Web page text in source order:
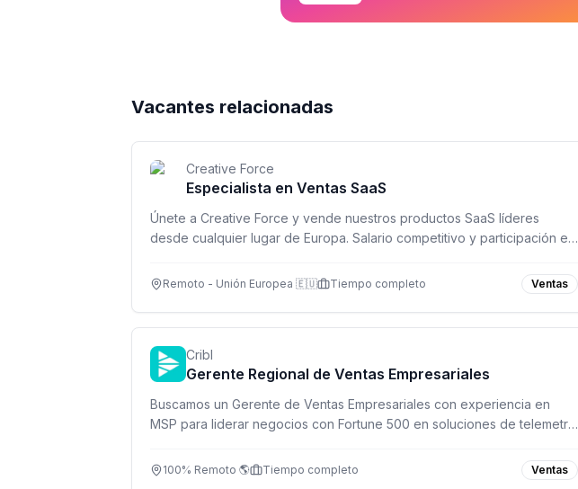
Vacantes relacionadas
Creative Force
Especialista en Ventas SaaS
Únete a Creative Force y vende nuestros productos SaaS líderes
desde cualquier lugar de Europa. Salario competitivo y participación en
Remoto - Unión Europea 🇪🇺 Tiempo completo Ventas
Cribl
Gerente Regional de Ventas Empresariales
Buscamos un Gerente de Ventas Empresariales con experiencia en
MSP para liderar negocios con Fortune 500 en soluciones de telemetría
100% Remoto 🌎 Tiempo completo Ventas